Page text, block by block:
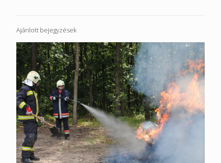
Ajánlott bejegyzések